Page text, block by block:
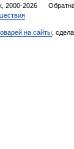
2000-2026
на сайты ,